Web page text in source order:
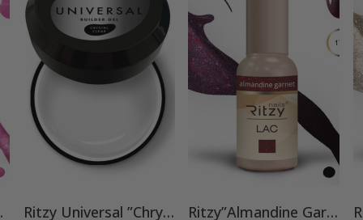
Eye Ritzy Universal ”Chrystal clear” 50 ml TPO vapaa Ritzy”Almandine Garnet”,9 ml TPO-VAPAA